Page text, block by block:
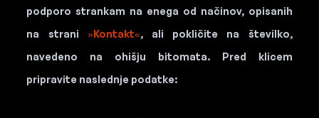
podporo strankam na enega od načinov, opisanih
na strani »Kontakt«, ali pokličite na številko,
navedeno na ohišju bitomata. Pred klicem
pripravite naslednje podatke: